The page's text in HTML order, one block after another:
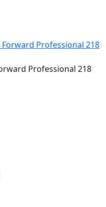
Professional 218